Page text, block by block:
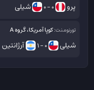
پرو 0 - 0 شیلی
تورنومنت:کوپا آمریکا، گروه A
شیلی 0 - 1 آرژانتین